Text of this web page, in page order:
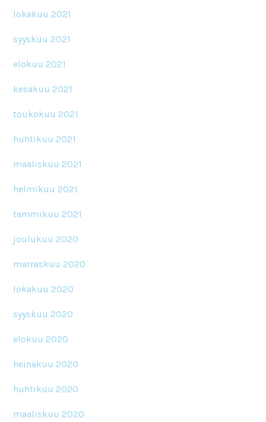
lokakuu 2021
syyskuu 2021
elokuu 2021
kesäkuu 2021
toukokuu 2021
huhtikuu 2021
maaliskuu 2021
helmikuu 2021
tammikuu 2021
joulukuu 2020
marraskuu 2020
lokakuu 2020
syyskuu 2020
elokuu 2020
heinäkuu 2020
huhtikuu 2020
maaliskuu 2020